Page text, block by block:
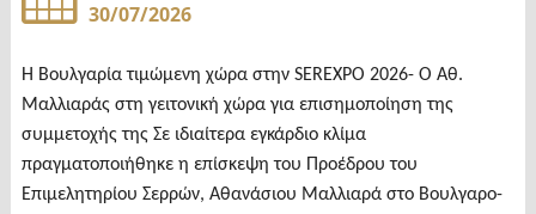
30/07/2026
H Βουλγαρία τιμώμενη χώρα στην SEREXPO 2026- O Αθ.
Μαλλιαράς στη γειτονική χώρα για επισημοποίηση της
συμμετοχής της Σε ιδιαίτερα εγκάρδιο κλίμα
πραγματοποιήθηκε η επίσκεψη του Προέδρου του
Επιμελητηρίου Σερρών, Αθανάσιου Μαλλιαρά στο Βουλγαρο-